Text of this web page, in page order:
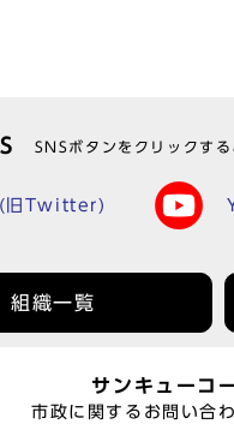
SNSボタンをクリックす
旧Twitter)
組織一覧
サンキューコ
市政に関するお問い合